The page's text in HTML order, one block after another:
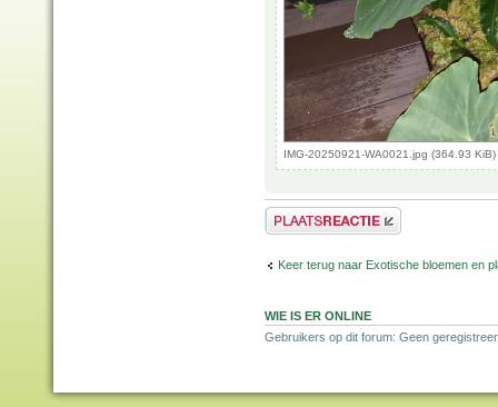
IMG-20250921-WA0021.jpg (364.93
Plaats een reactie
Keer terug naar Exotische bloemen en
WIE IS ER ONLINE
Gebruikers op dit forum: Geen